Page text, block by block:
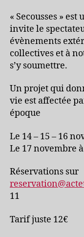
« Secousses »
invite le
évènements
collectives et à
s’y soumettre.
Un projet qui
vie est affectée
époque
Le 14 – 15 – 16
Le 17 novembre
Réservations sur
11
Tarif juste 12€